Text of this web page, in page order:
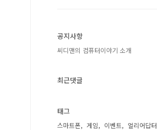
공지사항
씨디맨의 컴퓨터이야기 소개
최근댓글
태그
스마트폰 게임 이벤트
얼리어답터